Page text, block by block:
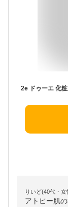
2e ドゥーエ 化
りいど(40代・女
アトピー肌